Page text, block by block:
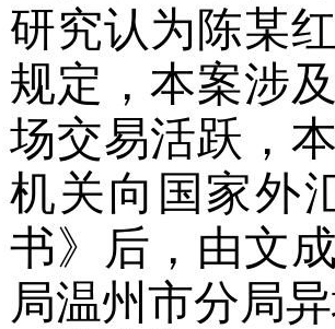
研究认为陈某
规定，本案涉
场交易活跃，
机关向国家外
书》后，由文
局温州市分局